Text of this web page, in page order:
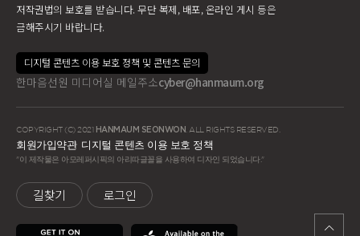
저작권법의 보호를 받습니다. 무단 복제, 배포, 온라인 게시 등은
금해주시기 바랍니다.
디지털 콘텐츠 이용 보호 정책 및 콘텐츠 문의
한마음선원 미디어실 메일주소cyber@hanmaum.org
COPYRIGHT (C) 2021 HANMAUM SEONWON . ALL RIGHTS RESERVED.
회원가입약관 디지털 콘텐츠 이용 보호 정책
"이 제작물은 아모레퍼시픽의 아리따글꼴을 사용하여 디자인 되었습니다."
길찾기 로그인